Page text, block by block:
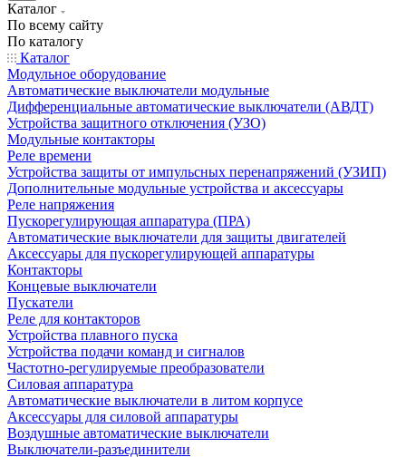
Каталог
По всему сайту
По каталогу
Каталог
Модульное оборудование
Автоматические выключатели модульные
Дифференциальные автоматические выключатели (АВДТ)
Устройства защитного отключения (УЗО)
Модульные контакторы
Реле времени
Устройства защиты от импульсных перенапряжений (УЗИП)
Дополнительные модульные устройства и аксессуары
Реле напряжения
Пускорегулирующая аппаратура (ПРА)
Автоматические выключатели для защиты двигателей
Аксессуары для пускорегулирующей аппаратуры
Контакторы
Концевые выключатели
Пускатели
Реле для контакторов
Устройства плавного пуска
Устройства подачи команд и сигналов
Частотно-регулируемые преобразователи
Силовая аппаратура
Автоматические выключатели в литом корпусе
Аксессуары для силовой аппаратуры
Воздушные автоматические выключатели
Выключатели-разъединители